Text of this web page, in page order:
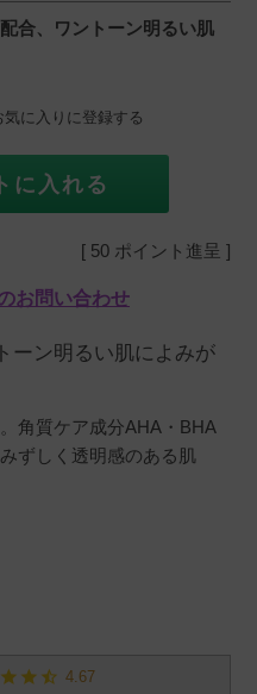
合、ワントーン明るい肌
気に入りに登録する
に入れる
[ 50 ポイント進呈 ]
お問い合わせ
ーン明るい肌によみが
角質ケア成分AHA・BHA
ずしく透明感のある肌
4.67